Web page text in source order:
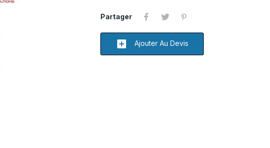
Partager
add_box Ajouter Au Devis